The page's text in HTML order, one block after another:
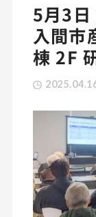
5月3日
入間市
棟 2F